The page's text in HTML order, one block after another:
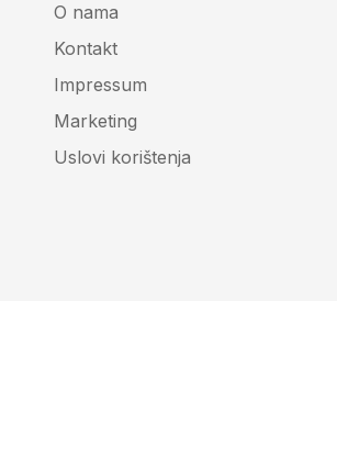
O nama
Kontakt
Impressum
Marketing
Uslovi korištenja